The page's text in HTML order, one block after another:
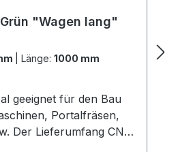
"Wagen lang"
Länge: 1000 mm
geeignet für den Bau
Portalfräsen,
Der Lieferumfang CNC